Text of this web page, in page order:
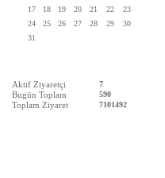
17
18 19 20 21 22
23
24
25 26 27 28 29
30
31
Aktif Ziyaretçi 7
Bugün Toplam 590
Toplam Ziyaret 7101492